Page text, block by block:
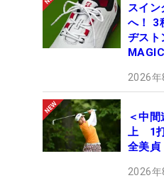
スイン
へ！ 3
ヂスト
2026
＜中
上 1打
全美貞
2026